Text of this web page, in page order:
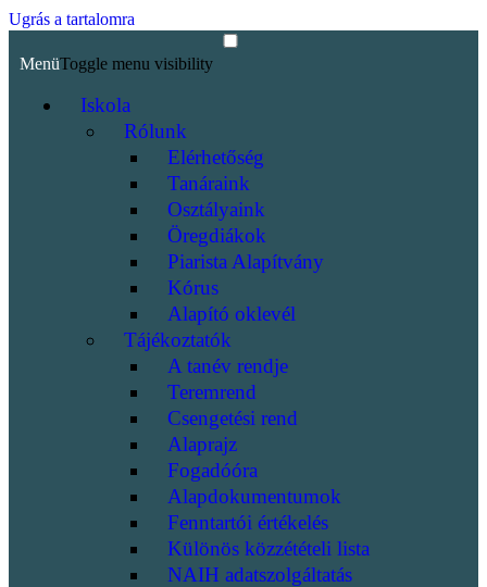
Ugrás a tartalomra
MenüToggle menu visibility
Iskola
Rólunk
Elérhetőség
Tanáraink
Osztályaink
Öregdiákok
Piarista Alapítvány
Kórus
Alapító oklevél
Tájékoztatók
A tanév rendje
Teremrend
Csengetési rend
Alaprajz
Fogadóóra
Alapdokumentumok
Fenntartói értékelés
Különös közzétételi lista
NAIH adatszolgáltatás